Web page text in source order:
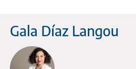
Gala Díaz Langou